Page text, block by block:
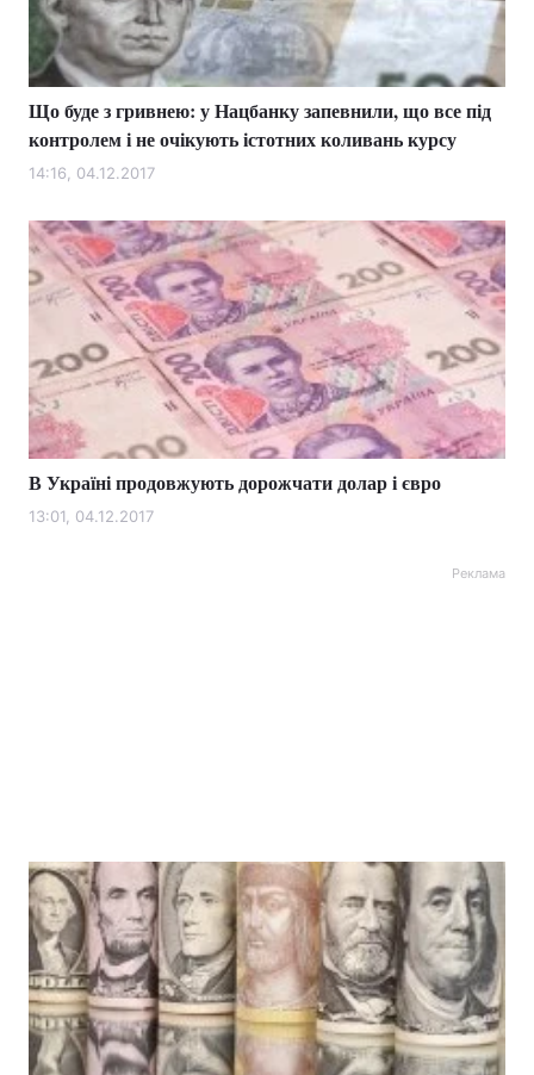
Що буде з гривнею: у Нацбанку запевнили, що все під
контролем і не очікують істотних коливань курсу
14:16, 04.12.2017
В Україні продовжують дорожчати долар і євро
13:01, 04.12.2017
Реклама